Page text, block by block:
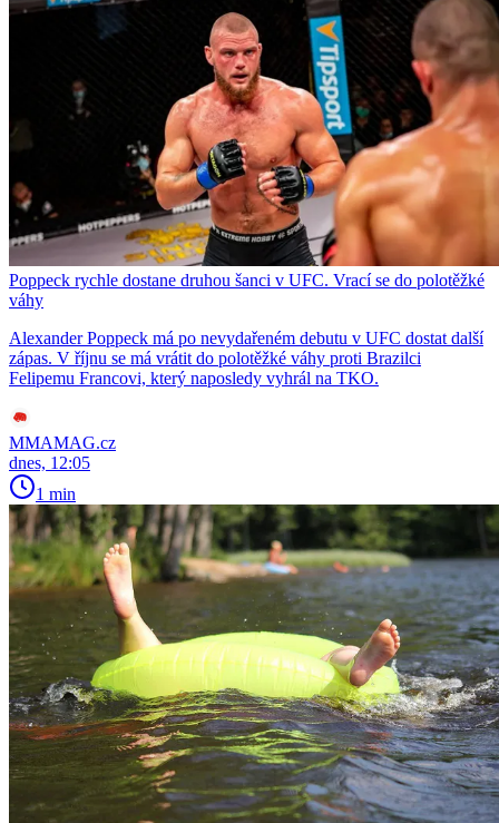
Poppeck rychle dostane druhou šanci v UFC. Vrací se do polotěžké
váhy
Alexander Poppeck má po nevydařeném debutu v UFC dostat další
zápas. V říjnu se má vrátit do polotěžké váhy proti Brazilci
Felipemu Francovi, který naposledy vyhrál na TKO.
MMAMAG.cz
dnes, 12:05
1 min